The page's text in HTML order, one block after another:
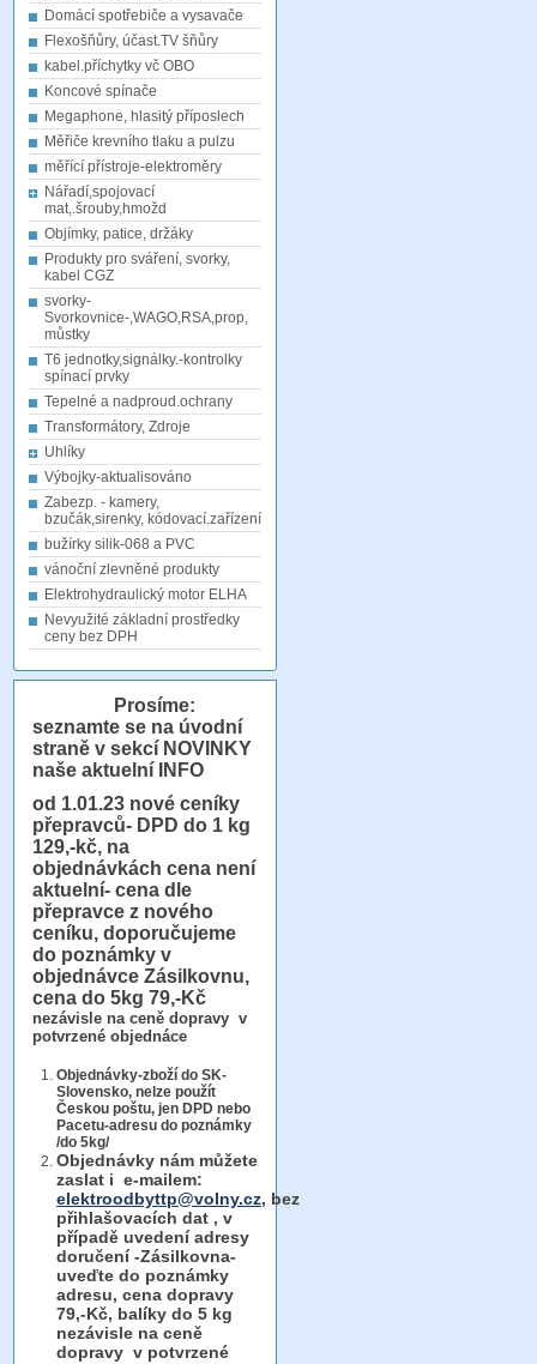
Domácí spotřebiče a vysavače
Flexošňůry, účast.TV šňůry
kabel.příchytky vč OBO
Koncové spínače
Megaphone, hlasitý příposlech
Měřiče krevního tlaku a pulzu
měřící přístroje-elektroměry
Nářadí,spojovací
mat,.šrouby,hmožd
Objímky, patice, držáky
Produkty pro sváření, svorky,
kabel CGZ
svorky-
Svorkovnice-,WAGO,RSA,prop,
můstky
T6 jednotky,signálky.-kontrolky
spínací prvky
Tepelné a nadproud.ochrany
Transformátory, Zdroje
Uhlíky
Výbojky-aktualisováno
Zabezp. - kamery,
bzučák,sirenky, kódovací.zařízení
bužírky silik-068 a PVC
vánoční zlevněné produkty
Elektrohydraulický motor ELHA
Nevyužité základní prostředky
ceny bez DPH
Prosíme:
seznamte se na úvodní
straně v sekcí NOVINKY
naše aktuelní INFO
od 1.01.23 nové ceníky
přepravců- DPD do 1 kg
129,-kč, na
objednávkách cena není
aktuelní- cena dle
přepravce z nového
ceníku, doporučujeme
do poznámky v
objednávce Zásilkovnu,
cena do 5kg 79,-Kč
nezávisle na ceně dopravy v
potvrzené objednáce
Objednávky-zboží do SK-
Slovensko, nelze použít
Českou poštu, jen DPD nebo
Pacetu-adresu do poznámky
/do 5kg/
Objednávky nám můžete
zaslat i e-mailem:
elektroodbyttp@volny.cz, bez
přihlašovacích dat , v
případě uvedení adresy
doručení -Zásilkovna-
uveďte do poznámky
adresu, cena dopravy
79,-Kč, balíky do 5 kg
nezávisle na ceně
dopravy v potvrzené